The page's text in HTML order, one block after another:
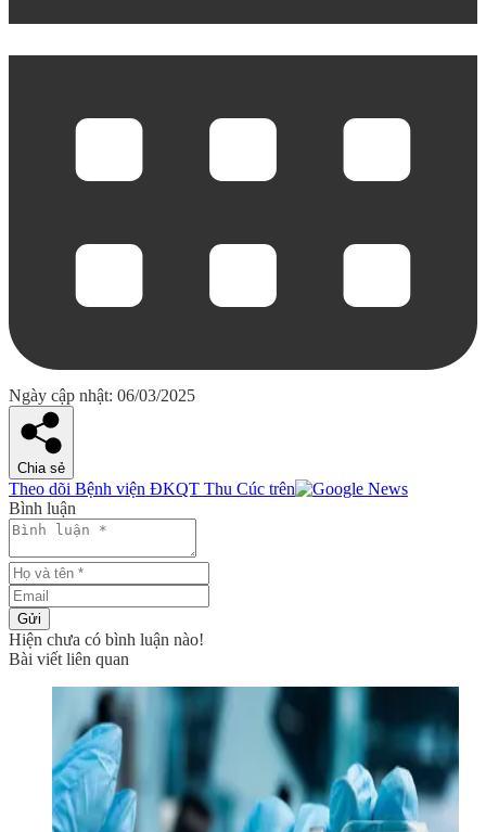
Ngày cập nhật: 06/03/2025
Chia sẻ
Theo dõi Bệnh viện ĐKQT Thu Cúc trên
Bình luận
Gửi
Hiện chưa có bình luận nào!
Bài viết liên quan